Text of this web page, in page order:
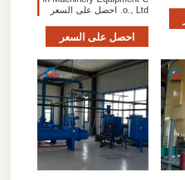
o., Ltd. احصل على السعر
احصل على السعر